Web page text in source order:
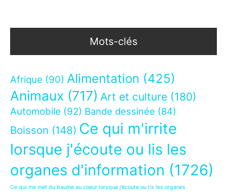
Mots-clés
Afrique (90) Alimentation (425)
Animaux (717) Art et culture (180)
Automobile (92) Bande dessinée (84)
Boisson (148) Ce qui m'irrite
lorsque j'écoute ou lis les
organes d'information (1726)
Ce qui me met du baume au coeur lorsque j’écoute ou lis les organes